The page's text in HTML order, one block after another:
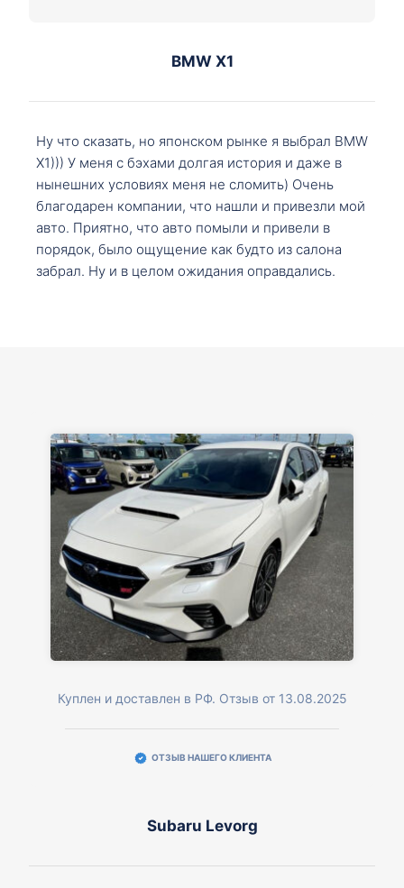
BMW X1
Ну что сказать, но японском рынке я выбрал BMW
X1))) У меня с бэхами долгая история и даже в
нынешних условиях меня не сломить) Очень
благодарен компании, что нашли и привезли мой
авто. Приятно, что авто помыли и привели в
порядок, было ощущение как будто из салона
забрал. Ну и в целом ожидания оправдались.
Куплен и доставлен в РФ. Отзыв от 13.08.2025
ОТЗЫВ НАШЕГО КЛИЕНТА
Subaru Levorg